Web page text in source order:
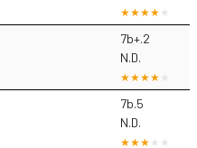
7b+.2
N.D.
7b.5
N.D.